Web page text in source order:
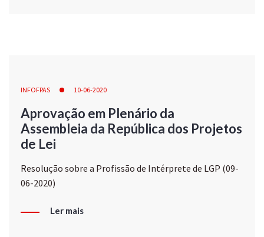
INFOFPAS 10-06-2020
Aprovação em Plenário da
Assembleia da República dos Projetos
de Lei
Resolução sobre a Profissão de Intérprete de LGP (09-
06-2020)
Ler mais